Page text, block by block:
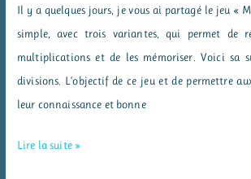
Il y a quelques jours, je vous ai partagé le jeu «
simple, avec trois variantes, qui permet de
multiplications et de les mémoriser. Voici sa
divisions. L’objectif de ce jeu et de permettre
leur connaissance et bonne
Multi
Lire la suite »